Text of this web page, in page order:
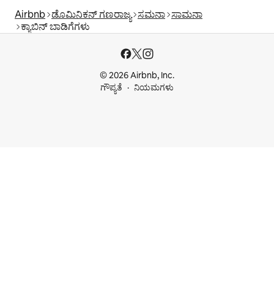
Airbnb ಡೊಮಿನಿಕನ್ ಗಣರಾಜ್ಯ ಸಮನಾ ಸಾಮನಾ
ಕ್ಯಾಬಿನ್ ಬಾಡಿಗೆಗಳು
© 2026 Airbnb, Inc.
ಗೌಪ್ಯತೆ
ನಿಯಮಗಳು